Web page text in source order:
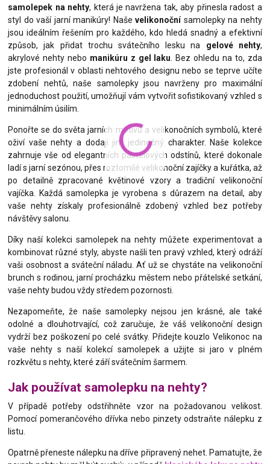
samolepek na nehty, která je navržena tak, aby přinesla radost a
styl do vaší jarní manikúry! Naševelikonočnísamolepky na nehty
jsou ideálním řešením pro každého, kdo hledá snadný a efektivní
způsob, jak přidat trochu svátečního lesku na gelové nehty,
akrylové nehty nebo manikúru z gel laku . Bez ohledu na to, zda
jste profesionál v oblasti nehtového designu nebo se teprve učíte
zdobení nehtů, naše samolepky jsou navrženy pro maximální
jednoduchost použití, umožňují vám vytvořit sofistikovaný vzhled s
minimálním úsilím.
Ponořte se do světa jarních motivů a velikonočních symbolů, které
oživí vaše nehty a dodají jim jedinečný charakter. Naše kolekce
zahrnuje vše od elegantních pastelových odstínů, které dokonale
ladí s jarní sezónou, přes roztomilé velikonoční zajíčky a kuřátka, až
po detailně zpracované květinové vzory a tradiční velikonoční
vajíčka. Každá samolepka je vyrobena s důrazem na detail, aby
vaše nehty získaly profesionálně zdobený vzhled bez potřeby
návštěvy salonu.
Díky naší kolekci samolepek na nehty můžete experimentovat a
kombinovat různé styly, abyste našli ten pravý vzhled, který odráží
vaši osobnost a sváteční náladu. Ať už se chystáte na velikonoční
brunch s rodinou, jarní procházku městem nebo přátelské setkání,
vaše nehty budou vždy středem pozornosti.
Nezapomeňte, že naše samolepky nejsou jen krásné, ale také
odolné a dlouhotrvající, což zaručuje, že váš velikonoční design
vydrží bez poškození po celé svátky. Přidejte kouzlo Velikonoc na
vaše nehty s naší kolekcí samolepek a užijte si jaro v plném
rozkvětu s nehty, které září svátečním šarmem.
Jak používat samolepku na nehty?
V případě potřeby odstřihněte vzor na požadovanou velikost.
Pomocí pomerančového dřívka nebo pinzety odstraňte nálepku z
listu.
Opatrně přeneste nálepku na dříve připravený nehet. Pamatujte, že